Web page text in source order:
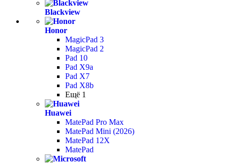
Blackview
Honor
MagicPad 3
MagicPad 2
Pad 10
Pad X9a
Pad X7
Pad X8b
Ещё 1
Huawei
MatePad Pro Max
MatePad Mini (2026)
MatePad 12X
MatePad